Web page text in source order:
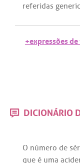
referidas
+expressões
DICIONÁRIO
O número de
que é uma